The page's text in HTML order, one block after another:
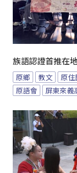
族語認證首推在
原鄉 教文 原
原語會
屏東來義